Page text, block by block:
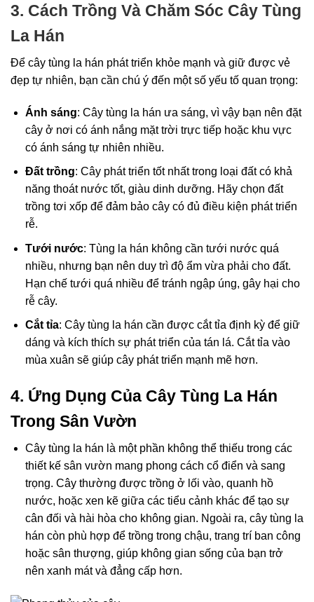
3. Cách Trồng Và Chăm Sóc Cây Tùng
La Hán
Để cây tùng la hán phát triển khỏe mạnh và giữ được vẻ
đẹp tự nhiên, bạn cần chú ý đến một số yếu tố quan trọng:
Ánh sáng: Cây tùng la hán ưa sáng, vì vậy bạn nên đặt
cây ở nơi có ánh nắng mặt trời trực tiếp hoặc khu vực
có ánh sáng tự nhiên nhiều.
Đất trồng: Cây phát triển tốt nhất trong loại đất có khả
năng thoát nước tốt, giàu dinh dưỡng. Hãy chọn đất
trồng tơi xốp để đảm bảo cây có đủ điều kiện phát triển
rễ.
Tưới nước: Tùng la hán không cần tưới nước quá
nhiều, nhưng bạn nên duy trì độ ẩm vừa phải cho đất.
Hạn chế tưới quá nhiều để tránh ngập úng, gây hại cho
rễ cây.
Cắt tỉa: Cây tùng la hán cần được cắt tỉa định kỳ để giữ
dáng và kích thích sự phát triển của tán lá. Cắt tỉa vào
mùa xuân sẽ giúp cây phát triển mạnh mẽ hơn.
4. Ứng Dụng Của Cây Tùng La Hán
Trong Sân Vườn
Cây tùng la hán là một phần không thể thiếu trong các
thiết kế sân vườn mang phong cách cổ điển và sang
trọng. Cây thường được trồng ở lối vào, quanh hồ
nước, hoặc xen kẽ giữa các tiểu cảnh khác để tạo sự
cân đối và hài hòa cho không gian. Ngoài ra, cây tùng la
hán còn phù hợp để trồng trong chậu, trang trí ban công
hoặc sân thượng, giúp không gian sống của bạn trở
nên xanh mát và đẳng cấp hơn.